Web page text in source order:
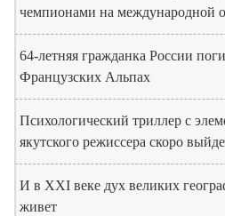
чемпионами на международной
64-летняя гражданка России
Французских Альпах
Психологический триллер с
якутского режиссера скоро
И в XXI веке дух великих
живет